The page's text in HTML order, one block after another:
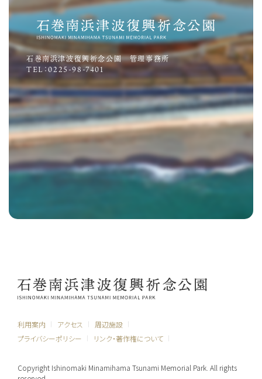
石巻南浜津波復興祈念公園 管理事務所
TEL：0225-98-7401
利用案内 アクセス
周辺施設
プライバシーポリシー
リンク・著作権について
Copyright Ishinomaki Minamihama Tsunami Memorial Park. All rights